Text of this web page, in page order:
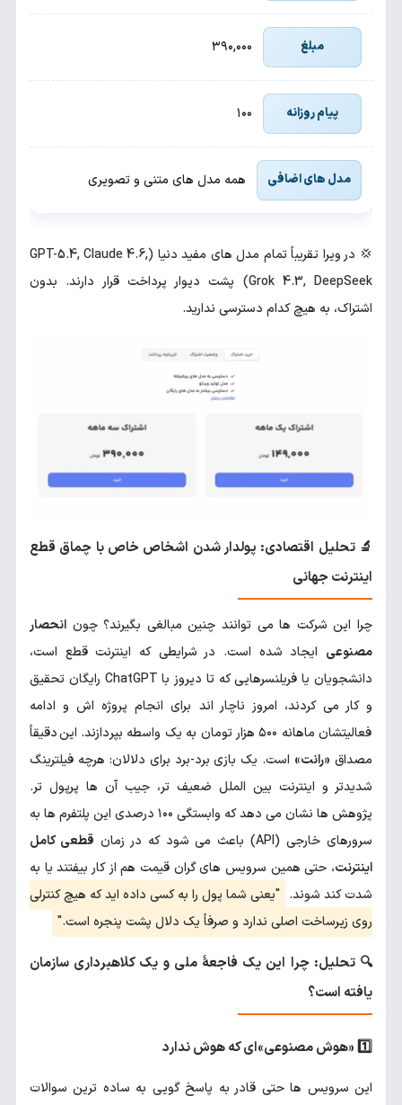
۳۹۰,۰۰۰
۱۰۰
همه مدل های متنی و تصویری
💢 در ویرا تقریباً تمام مدل های مفید دنیا (GPT-5.4, Claude 4.6,
Grok 4.3, DeepSeek) پشت دیوار پرداخت قرار دارند. بدون
اشتراک، به هیچ کدام دسترسی ندارید.
🔬 تحلیل اقتصادی: پولدار شدن اشخاص خاص با چماق قطع
اینترنت جهانی
چرا این شرکت ها می توانند چنین مبالغی بگیرند؟ چون انحصار
مصنوعی ایجاد شده است. در شرایطی که اینترنت قطع است،
دانشجویان یا فریلنسرهایی که تا دیروز با ChatGPT رایگان تحقیق
و کار می کردند، امروز ناچار اند برای انجام پروژه اش و ادامه
فعالیتشان ماهانه ۵۰۰ هزار تومان به یک واسطه بپردازند. این دقیقاً
مصداق «رانت» است. یک بازی برد-برد برای دلالان: هرچه فیلترینگ
شدیدتر و اینترنت بین الملل ضعیف تر، جیب آن ها پرپول تر.
پژوهش ها نشان می دهد که وابستگی ۱۰۰ درصدی این پلتفرم ها به
سرورهای خارجی (API) باعث می شود که در زمان
قطعی کامل
اینترنت، حتی همین سرویس های گران قیمت هم از کار بیفتند یا به
شدت کند شوند.
یعنی شما پول را به کسی داده اید که هیچ کنترلی
روی زیرساخت اصلی ندارد و صرفاً یک دلال پشت پنجره است.
🔍 تحلیل: چرا این یک فاجعهٔ ملی و یک کلاهبرداری سازمان
یافته است؟
1️⃣ «هوش مصنوعی»ای که هوش ندارد
این سرویس ها حتی قادر به پاسخ گویی به ساده ترین سوالات